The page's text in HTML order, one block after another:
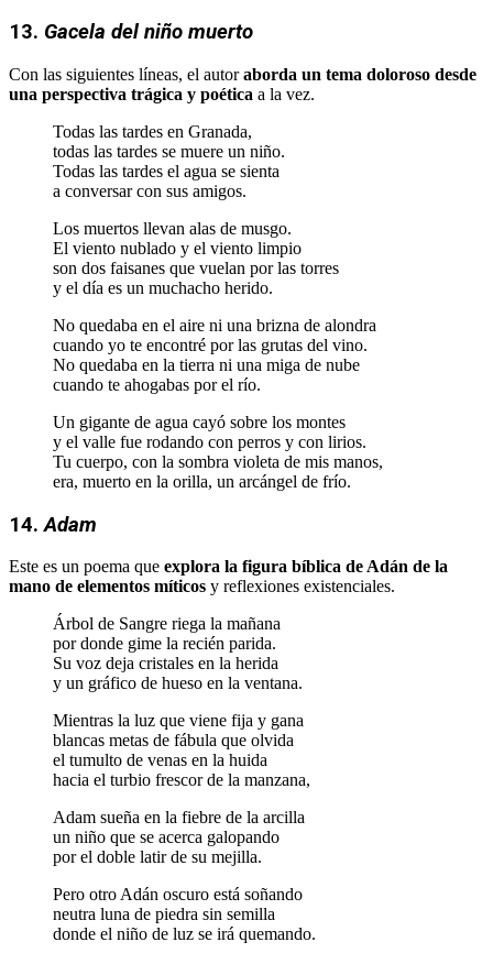
13. Gacela del niño muerto
Con las siguientes líneas, el autoraborda un tema doloroso desde
una perspectiva trágica y poética a la vez.
Todas las tardes en Granada,
todas las tardes se muere un niño.
Todas las tardes el agua se sienta
a conversar con sus amigos.
Los muertos llevan alas de musgo.
El viento nublado y el viento limpio
son dos faisanes que vuelan por las torres
y el día es un muchacho herido.
No quedaba en el aire ni una brizna de alondra
cuando yo te encontré por las grutas del vino.
No quedaba en la tierra ni una miga de nube
cuando te ahogabas por el río.
Un gigante de agua cayó sobre los montes
y el valle fue rodando con perros y con lirios.
Tu cuerpo, con la sombra violeta de mis manos,
era, muerto en la orilla, un arcángel de frío.
14.Adam
Este es un poema que explora la figura bíblica de Adán de la
mano de elementos míticos y reflexiones existenciales.
Árbol de Sangre riega la mañana
por donde gime la recién parida.
Su voz deja cristales en la herida
y un gráfico de hueso en la ventana.
Mientras la luz que viene fija y gana
blancas metas de fábula que olvida
el tumulto de venas en la huida
hacia el turbio frescor de la manzana,
Adam sueña en la fiebre de la arcilla
un niño que se acerca galopando
por el doble latir de su mejilla.
Pero otro Adán oscuro está soñando
neutra luna de piedra sin semilla
donde el niño de luz se irá quemando.